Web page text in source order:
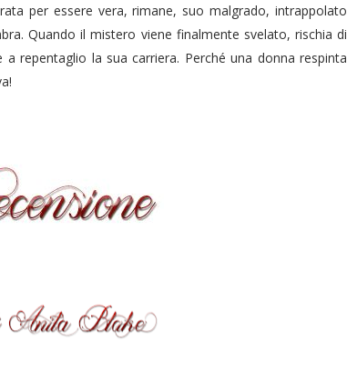
per essere vera, rimane, suo malgrado, intrappolato
Quando il mistero viene finalmente svelato, rischia di
repentaglio la sua carriera. Perché una donna respinta